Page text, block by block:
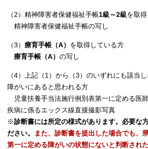
（2）精神障害者保健福祉手帳1級～2級を取
精神障害者保健福祉手帳の写し
（3） 療育手帳（A） を取得している方
療育手帳（A） の写し
（4）上記（1）から（3）のいずれにも該当
障がいにあると思われる方
児童扶養手当法施行例別表第一に定める医
疾病に係るエックス線直接撮影写真
※診断書には所定の様式があります。必要な
ださい。
また、診断書を提出した場合でも、
第一に定める障がいの状態にないと判断され